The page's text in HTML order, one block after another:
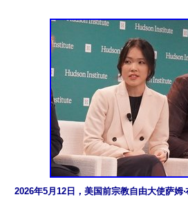
2026年5月12日，美国前宗教自由大使萨